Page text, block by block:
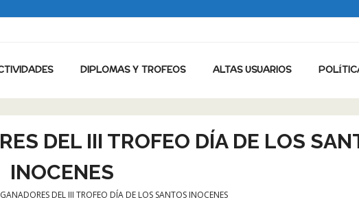
DIPLOMAS Y TROFEOS ALTAS USUARIOS
DEL III TROFEO DÍA DE LOS
INOCENES
DEL III TROFEO DÍA DE LOS SANTOS INOCENES